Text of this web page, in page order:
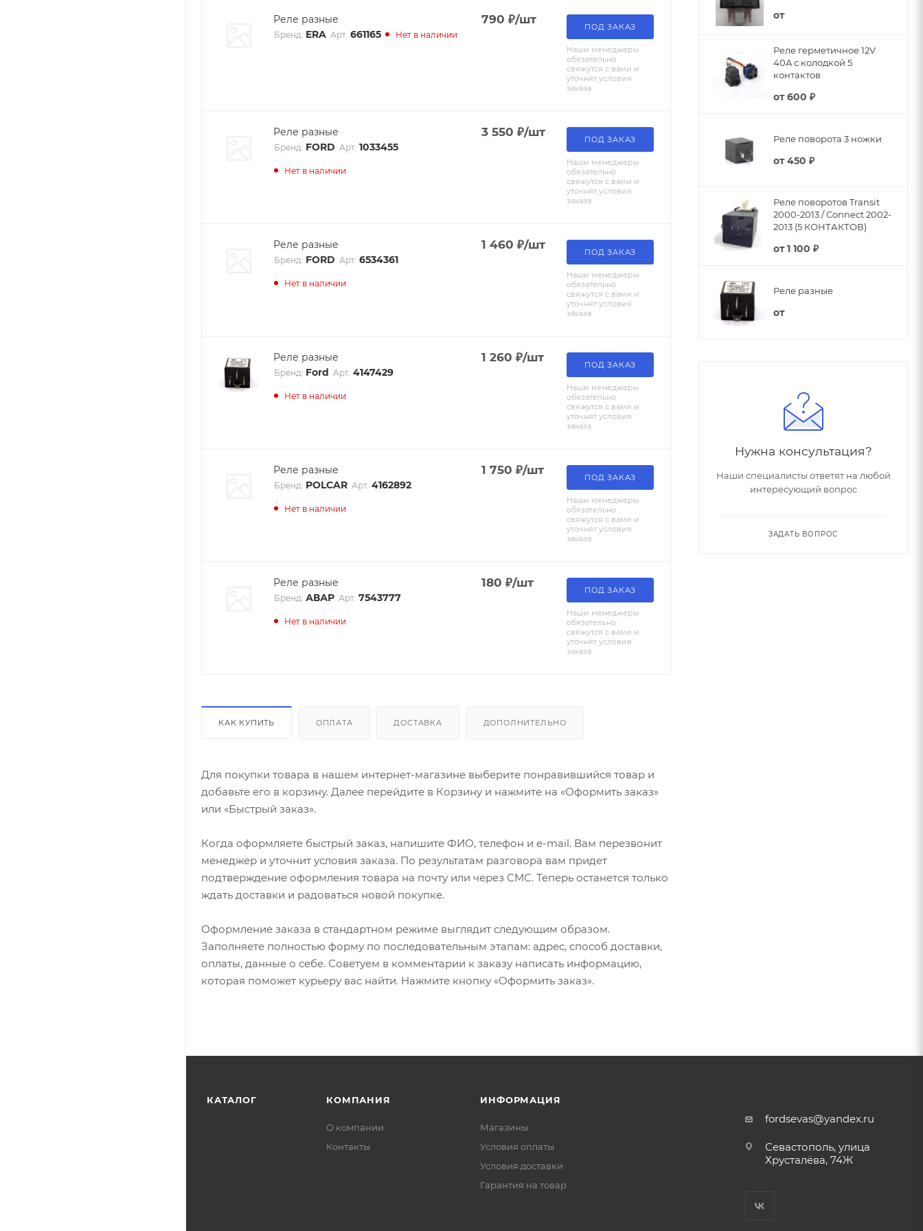
Реле разные
Бренд: ERA Арт. 661165 Нет в наличии
790 ₽/шт
ПОД ЗАКАЗ
Наши менеджеры
обязательно
свяжутся с вами и
уточнят условия
заказа
Реле разные
Бренд: FORD Арт. 1033455
Нет в наличии
3 550 ₽/шт
ПОД ЗАКАЗ
Наши менеджеры
обязательно
свяжутся с вами и
уточнят условия
заказа
Реле разные
Бренд: FORD Арт. 6534361
Нет в наличии
1 460 ₽/шт
ПОД ЗАКАЗ
Наши менеджеры
обязательно
свяжутся с вами и
уточнят условия
заказа
Реле разные
Бренд: Ford Арт. 4147429
Нет в наличии
1 260 ₽/шт
ПОД ЗАКАЗ
Наши менеджеры
обязательно
свяжутся с вами и
уточнят условия
заказа
Реле разные
Бренд: POLCAR Арт. 4162892
Нет в наличии
1 750 ₽/шт
ПОД ЗАКАЗ
Наши менеджеры
обязательно
свяжутся с вами и
уточнят условия
заказа
Реле разные
Бренд: АВАР Арт. 7543777
Нет в наличии
180 ₽/шт
ПОД ЗАКАЗ
Наши менеджеры
обязательно
свяжутся с вами и
уточнят условия
заказа
КАК КУПИТЬ ОПЛАТА ДОСТАВКА ДОПОЛНИТЕЛЬНО
Для покупки товара в нашем интернет-магазине выберите понравившийся товар и
добавьте его в корзину. Далее перейдите в Корзину и нажмите на «Оформить заказ»
или «Быстрый заказ».
Когда оформляете быстрый заказ, напишите ФИО, телефон и e-mail. Вам перезвонит
менеджер и уточнит условия заказа. По результатам разговора вам придет
подтверждение оформления товара на почту или через СМС. Теперь останется только
ждать доставки и радоваться новой покупке.
Оформление заказа в стандартном режиме выглядит следующим образом.
Заполняете полностью форму по последовательным этапам: адрес, способ доставки,
оплаты, данные о себе. Советуем в комментарии к заказу написать информацию,
которая поможет курьеру вас найти. Нажмите кнопку «Оформить заказ».
от
Реле герметичное 12V
40A с колодкой 5
контактов
от600 ₽
Реле поворота 3 ножки
от450 ₽
Реле поворотов Transit
2000-2013 / Connect 2002-
2013 (5 КОНТАКТОВ)
от1 100 ₽
Реле разные
от
Нужна консультация?
Наши специалисты ответят на любой
интересующий вопрос
ЗАДАТЬ ВОПРОС
КАТАЛОГ КОМПАНИЯ
О компании
Контакты
ИНФОРМАЦИЯ
Магазины
Условия оплаты
Условия доставки
Гарантия на товар
fordsevas@yandex.ru
Севастополь, улица
Хрусталёва, 74Ж